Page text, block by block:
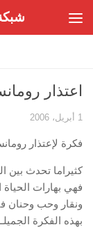
اعتذار
1 أبريل، 2006
فكرة لإعتذار
كثيراما تحدث بين
فهي بهارات
ونقار وحب وحنان
بهذه الفكرة